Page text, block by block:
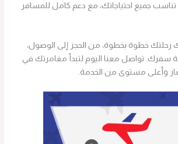
تناسب جميع احتياجاتك، مع دعم كامل للمسافر
رحلتك خطوة بخطوة، من الحجز إلى الوصول،
سفرك. تواصل معنا اليوم لتبدأ مغامرتك في
وأعلى مستوى من الخدمة.